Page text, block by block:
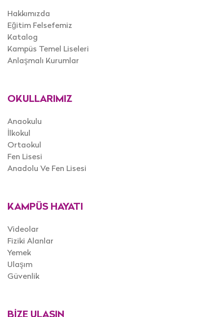
Hakkımızda
Eğitim Felsefemiz
Katalog
Kampüs Temel Liseleri
Anlaşmalı Kurumlar
OKULLARIMIZ
Anaokulu
İlkokul
Ortaokul
Fen Lisesi
Anadolu Ve Fen Lisesi
KAMPÜS HAYATI
Videolar
Fiziki Alanlar
Yemek
Ulaşım
Güvenlik
BİZE ULAŞIN